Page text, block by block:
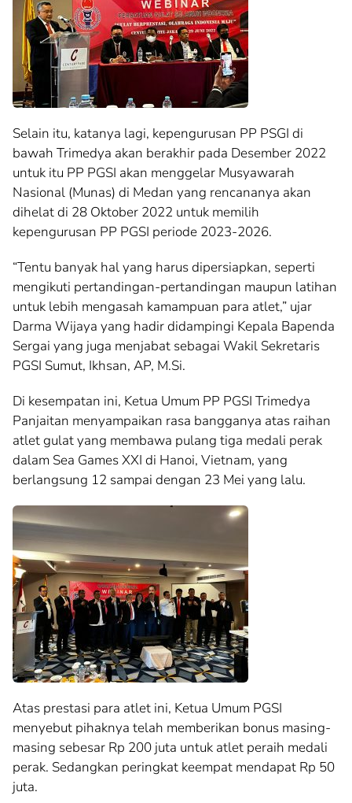
Selain itu, katanya lagi, kepengurusan PP PSGI di
bawah Trimedya akan berakhir pada Desember 2022
untuk itu PP PGSI akan menggelar Musyawarah
Nasional (Munas) di Medan yang rencananya akan
dihelat di 28 Oktober 2022 untuk memilih
kepengurusan PP PGSI periode 2023-2026.
“Tentu banyak hal yang harus dipersiapkan, seperti
mengikuti pertandingan-pertandingan maupun latihan
untuk lebih mengasah kamampuan para atlet,” ujar
Darma Wijaya yang hadir didampingi Kepala Bapenda
Sergai yang juga menjabat sebagai Wakil Sekretaris
PGSI Sumut, Ikhsan, AP, M.Si.
Di kesempatan ini, Ketua Umum PP PGSI Trimedya
Panjaitan menyampaikan rasa bangganya atas raihan
atlet gulat yang membawa pulang tiga medali perak
dalam Sea Games XXI di Hanoi, Vietnam, yang
berlangsung 12 sampai dengan 23 Mei yang lalu.
Atas prestasi para atlet ini, Ketua Umum PGSI
menyebut pihaknya telah memberikan bonus masing-
masing sebesar Rp 200 juta untuk atlet peraih medali
perak. Sedangkan peringkat keempat mendapat Rp 50
juta.